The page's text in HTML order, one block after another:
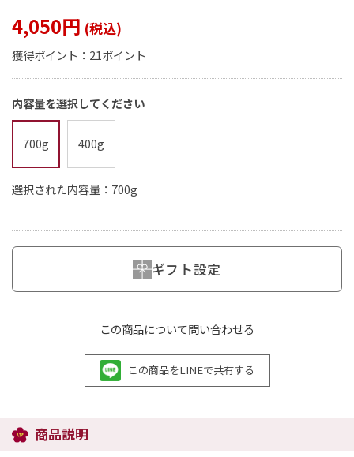
4,050円
獲得ポイント： 21ポイント
ギフト設定
内容量を選択してください
700g 400g
選択された内容量：700g
この商品について問い合わせる
この商品をLINEで共有する
商品説明